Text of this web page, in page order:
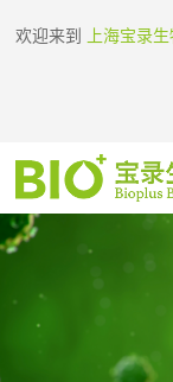
欢迎来到 上海宝录